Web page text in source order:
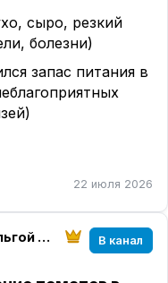
сыро, резкий
болезни)
запас питания в
количество
побеги
22 июля 2026
Выращиваем вместе с Ольгой Ситниковой В канал